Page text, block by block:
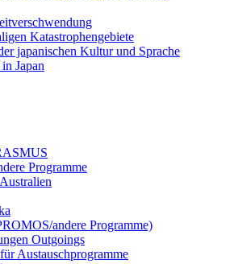
Katastrophengebiete
japanischen Kultur und Sprache
Japan
Programme
andere Programme)
Outgoings
Austauschprogramme